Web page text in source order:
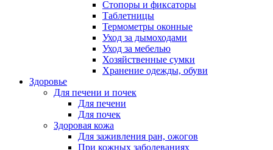
Стопоры и фиксаторы
Таблетницы
Термометры оконные
Уход за дымоходами
Уход за мебелью
Хозяйственные сумки
Хранение одежды, обуви
Здоровье
Для печени и почек
Для печени
Для почек
Здоровая кожа
Для заживления ран, ожогов
При кожных заболеваниях